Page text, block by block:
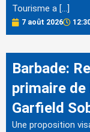
Tourisme a […]
7 août 2026
Barbade:
primaire de
Garfield
Une proposition